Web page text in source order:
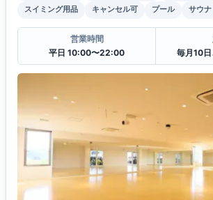
スイミング用品
キャンセル可 プール サウナ
営業時間
平日 10:00〜22:00
毎月10